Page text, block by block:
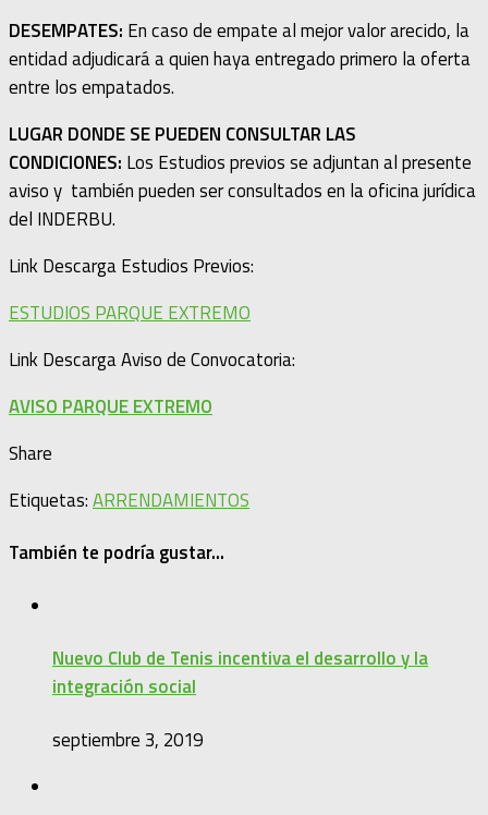
DESEMPATES: En caso de empate al mejor valor arecido, la
entidad adjudicará a quien haya entregado primero la oferta
entre los empatados.
LUGAR DONDE SE PUEDEN CONSULTAR LAS
CONDICIONES: Los Estudios previos se adjuntan al presente
aviso y también pueden ser consultados en la oficina jurídica
del INDERBU.
Link Descarga Estudios Previos:
ESTUDIOS PARQUE EXTREMO
Link Descarga Aviso de Convocatoria:
AVISO PARQUE EXTREMO
Share
Etiquetas:ARRENDAMIENTOS
También te podría gustar...
Nuevo Club de Tenis incentiva el desarrollo y la
integración social
septiembre 3, 2019